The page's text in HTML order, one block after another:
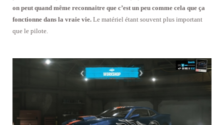
on peut quand même reconnaitre que c’est un peu comme cela que ça
fonctionne dans la vraie vie. Le matériel étant souvent plus important
que le pilote.